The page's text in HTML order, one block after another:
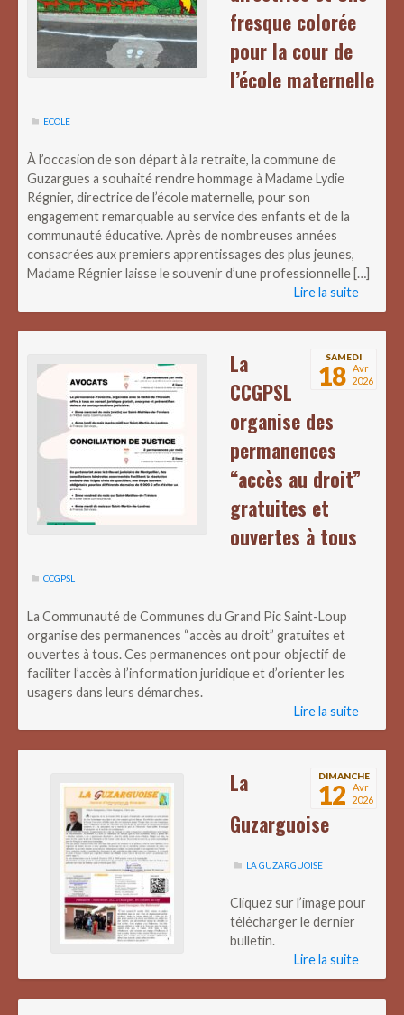
fresque colorée
pour la cour de
l’école maternelle
ECOLE
À l’occasion de son départ à la retraite, la commune de
Guzargues a souhaité rendre hommage à Madame Lydie
Régnier, directrice de l’école maternelle, pour son
engagement remarquable au service des enfants et de la
communauté éducative. Après de nombreuses années
consacrées aux premiers apprentissages des plus jeunes,
Madame Régnier laisse le souvenir d’une professionnelle […]
Lire la suite
SAMEDI
18 Avr
2026
La
CCGPSL
organise des
permanences
“accès au droit”
gratuites et
ouvertes à tous
CCGPSL
La Communauté de Communes du Grand Pic Saint-Loup
organise des permanences “accès au droit” gratuites et
ouvertes à tous. Ces permanences ont pour objectif de
faciliter l’accès à l’information juridique et d’orienter les
usagers dans leurs démarches.
Lire la suite
DIMANCHE
12
Avr
2026
La
Guzarguoise
LA GUZARGUOISE
Cliquez sur l’image pour
télécharger le dernier
bulletin.
Lire la suite